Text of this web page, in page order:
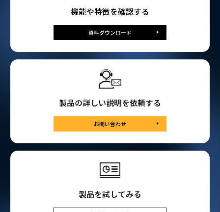
機能や特徴を確認する
資料ダウンロード
製品の詳しい説明を依頼する
お問い合わせ
製品を試してみる